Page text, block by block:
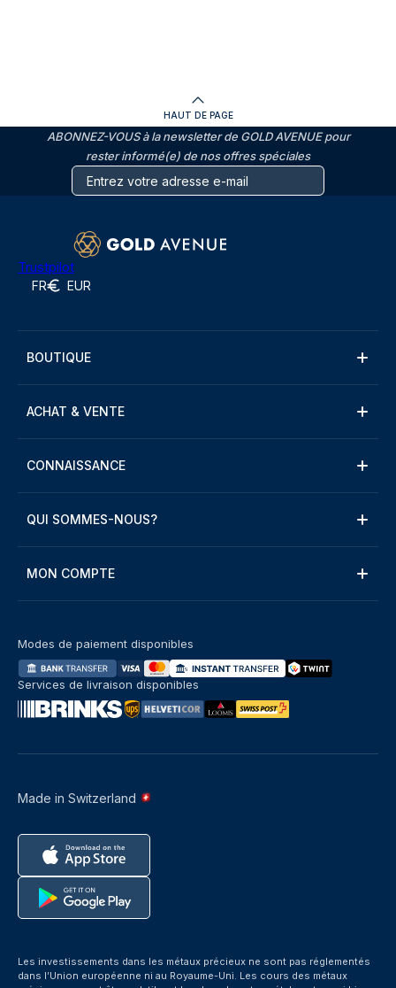
HAUT DE PAGE
ABONNEZ-VOUS à la newsletter de GOLD AVENUE pour
rester informé(e) de nos offres spéciales
Trustpilot
FR EUR
BOUTIQUE
ACHAT & VENTE
CONNAISSANCE
QUI SOMMES-NOUS?
MON COMPTE
Made in Switzerland
Modes de paiement disponibles
Services de livraison disponibles
Les investissements dans les métaux précieux ne sont pas réglementés
dans l’Union européenne ni au Royaume-Uni. Les cours des métaux